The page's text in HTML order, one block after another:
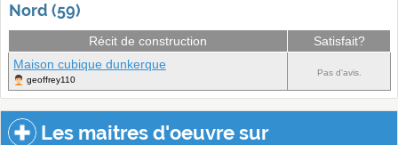
Nord (59)
Récit de construction
Satisfait?
Maison cubique dunkerque
geoffrey110
Pas d'avis.
Les maitres d'oeuvre sur